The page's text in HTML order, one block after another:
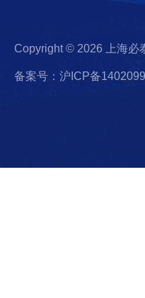
Copyright © 2026 上海必
备案号：沪ICP备